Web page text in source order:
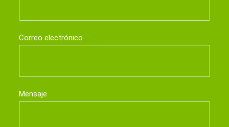
Correo electrónico
Mensaje